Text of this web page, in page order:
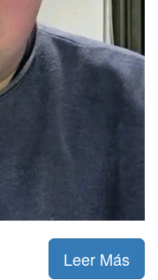
Leer Más